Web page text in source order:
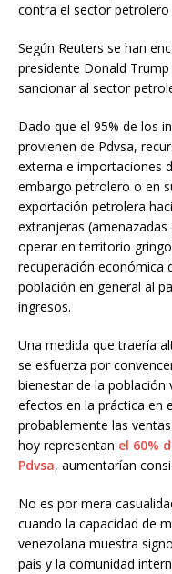
contra el sector petrolero
Según Reuters se han
presidente Donald
sancionar al sector
Dado que el 95% de los
provienen de Pdvsa,
externa e importaciones
embargo petrolero o en
exportación petrolera
extranjeras
operar en territorio
recuperación económica
población en general al
ingresos.
Una medida que traería
se esfuerza por
bienestar de la población
efectos en la práctica en
probablemente las
hoy representan el 60%
Pdvsa, aumentarían
No es por mera
cuando la capacidad de
venezolana muestra
país y la comunidad